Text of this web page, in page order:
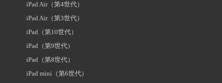
iPad Air（第4世代）
iPad Air（第3世代）
iPad（第10世代）
iPad（第9世代）
iPad（第8世代）
iPad mini（第6世代）